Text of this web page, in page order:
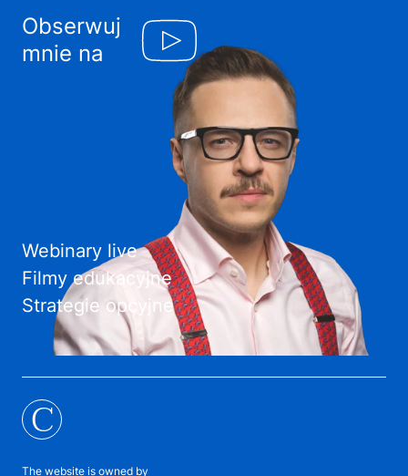
Obserwuj
mnie na
Webinary live
Filmy edukacyjne
Strategie opcyjne
C
The website is owned by